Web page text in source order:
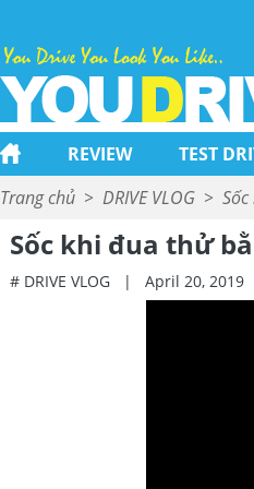
REVIEW TEST
Trang chủ > DRIVE VLOG >
Sốc khi đua thử
# DRIVE VLOG | April 20, 2019